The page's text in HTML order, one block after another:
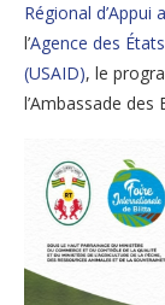
Régional d’Appui
l’Agence des
(USAID), le
l’Ambassade des